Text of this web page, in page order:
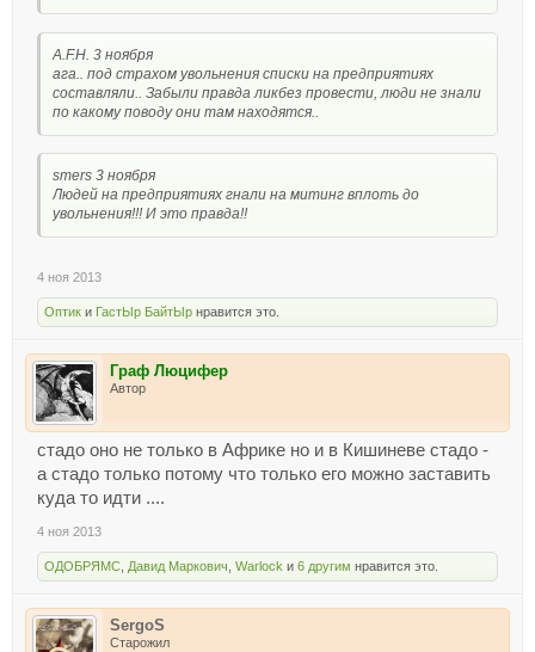
A.F.H. 3 ноября
ага.. под страхом увольнения списки на предприятиях
составляли.. Забыли правда ликбез провести, люди не знали
по какому поводу они там находятся..
smers 3 ноября
Людей на предприятиях гнали на митинг вплоть до
увольнения!!! И это правда!!
4 ноя 2013
Оптик и ГастЫр БайтЫр нравится это.
Граф Люцифер
Автор
стадо оно не только в Африке но и в Кишиневе стадо -
а стадо только потому что только его можно заставить
куда то идти ....
4 ноя 2013
ОДОБРЯМС Давид Маркович Warlock и 6 другим нравится это.
SergoS
Старожил